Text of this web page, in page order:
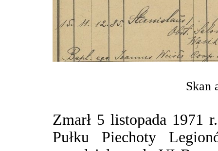
Skan
Zmarł 5 listopada 1971
Pułku Piechoty